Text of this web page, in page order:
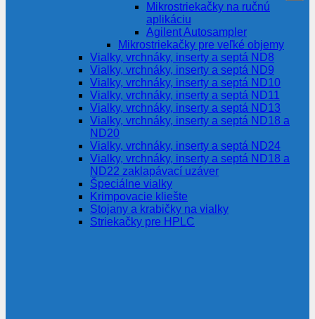
Mikrostriekačky na ručnú
aplikáciu
Agilent Autosampler
Mikrostriekačky pre veľké objemy
Vialky, vrchnáky, inserty a septá ND8
Vialky, vrchnáky, inserty a septá ND9
Vialky, vrchnáky, inserty a septá ND10
Vialky, vrchnáky, inserty a septá ND11
Vialky, vrchnáky, inserty a septá ND13
Vialky, vrchnáky, inserty a septá ND18 a
ND20
Vialky, vrchnáky, inserty a septá ND24
Vialky, vrchnáky, inserty a septá ND18 a
ND22 zaklapávací uzáver
Špeciálne vialky
Krimpovacie kliešte
Stojany a krabičky na vialky
Striekačky pre HPLC